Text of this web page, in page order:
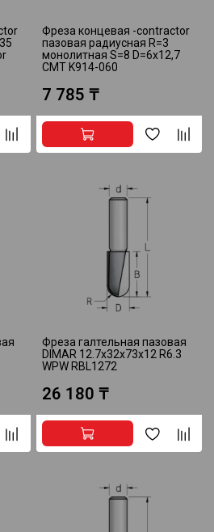
Фреза концевая -contractor
пазовая радиусная R=3
монолитная S=8 D=6x12,7
CMT K914-060
7 785 ₸
Фреза галтельная пазовая
DIMAR 12.7x32x73x12 R6.3
WPW RBL1272
26 180 ₸